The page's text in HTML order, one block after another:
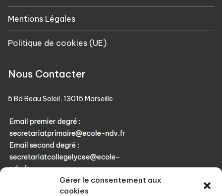
Gérer le consentement aux
cookies
Mentions Légales
Politique de cookies (UE)
Nous Contacter
5 Bd Beau Soleil, 13015 Marseille
Téléphone : 04 91 60 90 57